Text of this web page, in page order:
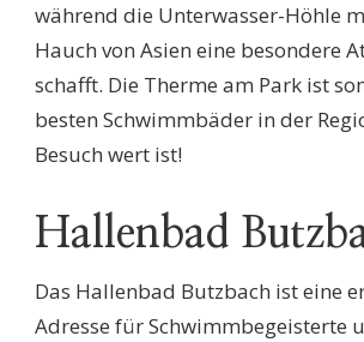
während die Unterwasser-Höhle
Hauch von Asien eine besondere
schafft. Die Therme am Park ist
besten Schwimmbäder in der
Besuch wert ist!
Hallenbad
Das Hallenbad Butzbach ist eine
Adresse für Schwimmbegeisterte